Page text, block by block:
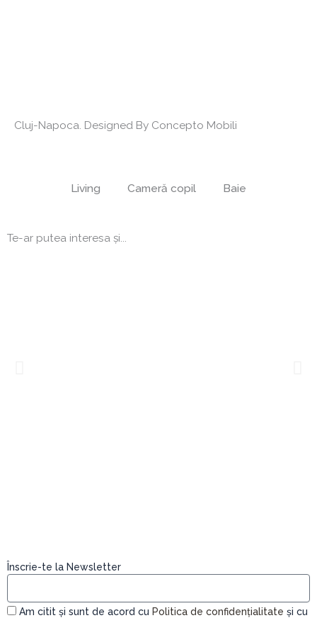
Cluj-Napoca. Designed By Concepto Mobili
Living Cameră copil Baie
Te-ar putea interesa și...
Înscrie-te la Newsletter
Am citit și sunt de acord cu Politica de confidențialitate și cu